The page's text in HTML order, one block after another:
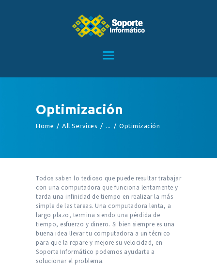
Optimización
Home All Services ... Optimización
SERVICIOS
CONTACTO
Todos saben lo tedioso que puede resultar trabajar
con una computadora que funciona lentamente y
tarda una infinidad de tiempo en realizar la más
simple de las tareas. Una computadora lenta, a
largo plazo, termina siendo una pérdida de
tiempo, esfuerzo y dinero. Si bien siempre es una
buena idea llevar tu computadora a un técnico
para que la repare y mejore su velocidad, en
Soporte Informático podemos ayudarte a
solucionar el problema.